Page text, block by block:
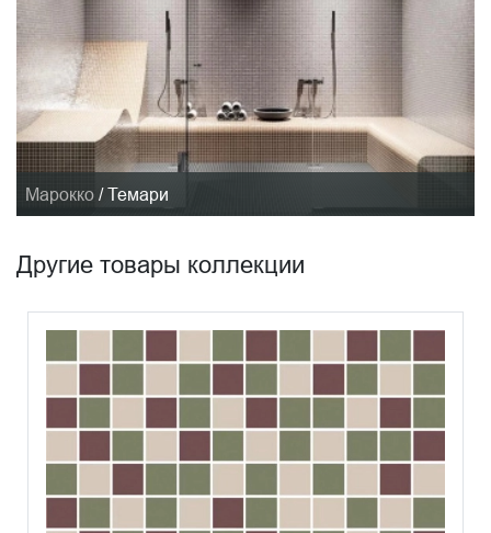
Марокко / Темари
Другие товары коллекции